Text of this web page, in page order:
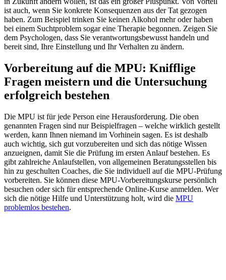
ist auch, wenn Sie konkrete Konsequenzen aus der Tat gezogen
haben. Zum Beispiel trinken Sie keinen Alkohol mehr oder haben
bei einem Suchtproblem sogar eine Therapie begonnen. Zeigen Sie
dem Psychologen, dass Sie verantwortungsbewusst handeln und
bereit sind, Ihre Einstellung und Ihr Verhalten zu ändern.
Vorbereitung auf die MPU: Knifflige
Fragen meistern und die Untersuchung
erfolgreich bestehen
Die MPU ist für jede Person eine Herausforderung. Die oben
genannten Fragen sind nur Beispielfragen – welche wirklich gestellt
werden, kann Ihnen niemand im Vorhinein sagen. Es ist deshalb
auch wichtig, sich gut vorzubereiten und sich das nötige Wissen
anzueignen, damit Sie die Prüfung im ersten Anlauf bestehen. Es
gibt zahlreiche Anlaufstellen, von allgemeinen Beratungsstellen bis
hin zu geschulten Coaches, die Sie individuell auf die MPU-Prüfung
vorbereiten. Sie können diese MPU-Vorbereitungskurse persönlich
besuchen oder sich für entsprechende Online-Kurse anmelden. Wer
sich die nötige Hilfe und Unterstützung holt, wird die MPU
problemlos bestehen.